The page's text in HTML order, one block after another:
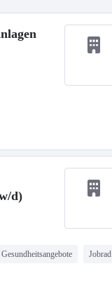
d)
Gesundheitsangebote Jobrad